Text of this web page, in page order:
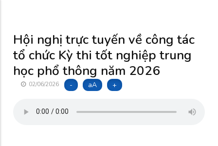
Hội nghị trực tuyến về công tác
tổ chức Kỳ thi tốt nghiệp trung
học phổ thông năm 2026
02/06/2026 - aA +